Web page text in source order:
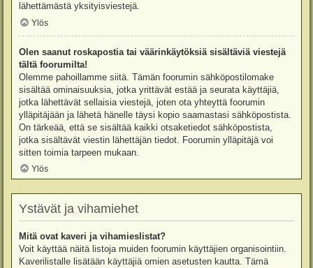
lähettämästä yksityisviestejä.
Ylös
Olen saanut roskapostia tai väärinkäytöksiä sisältäviä viestejä
tältä foorumilta!
Olemme pahoillamme siitä. Tämän foorumin sähköpostilomake
sisältää ominaisuuksia, jotka yrittävät estää ja seurata käyttäjiä,
jotka lähettävät sellaisia viestejä, joten ota yhteyttä foorumin
ylläpitäjään ja lähetä hänelle täysi kopio saamastasi sähköpostista.
On tärkeää, että se sisältää kaikki otsaketiedot sähköpostista,
jotka sisältävät viestin lähettäjän tiedot. Foorumin ylläpitäjä voi
sitten toimia tarpeen mukaan.
Ylös
Ystävät ja vihamiehet
Mitä ovat kaveri ja vihamieslistat?
Voit käyttää näitä listoja muiden foorumin käyttäjien organisointiin.
Kaverilistalle lisätään käyttäjiä omien asetusten kautta. Tämä